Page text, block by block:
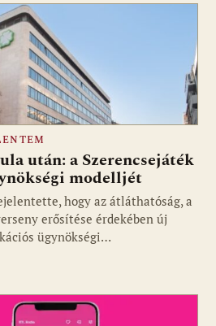
után: a Szerencsejáték
modelljét
hogy az átláthatóság, a
erősítése érdekében új
ügynökségi…